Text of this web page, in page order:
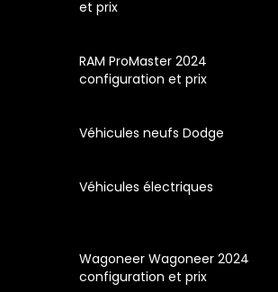
et prix
RAM ProMaster 2024
configuration et prix
Véhicules neufs Dodge
Véhicules électriques
Wagoneer Wagoneer 2024
configuration et prix